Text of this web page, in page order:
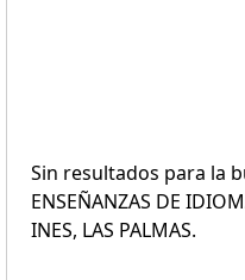
Sin resultados para la
ENSEÑANZAS DE
INES, LAS PALMAS.